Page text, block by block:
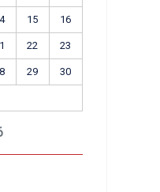
15 16
22 23
29 30